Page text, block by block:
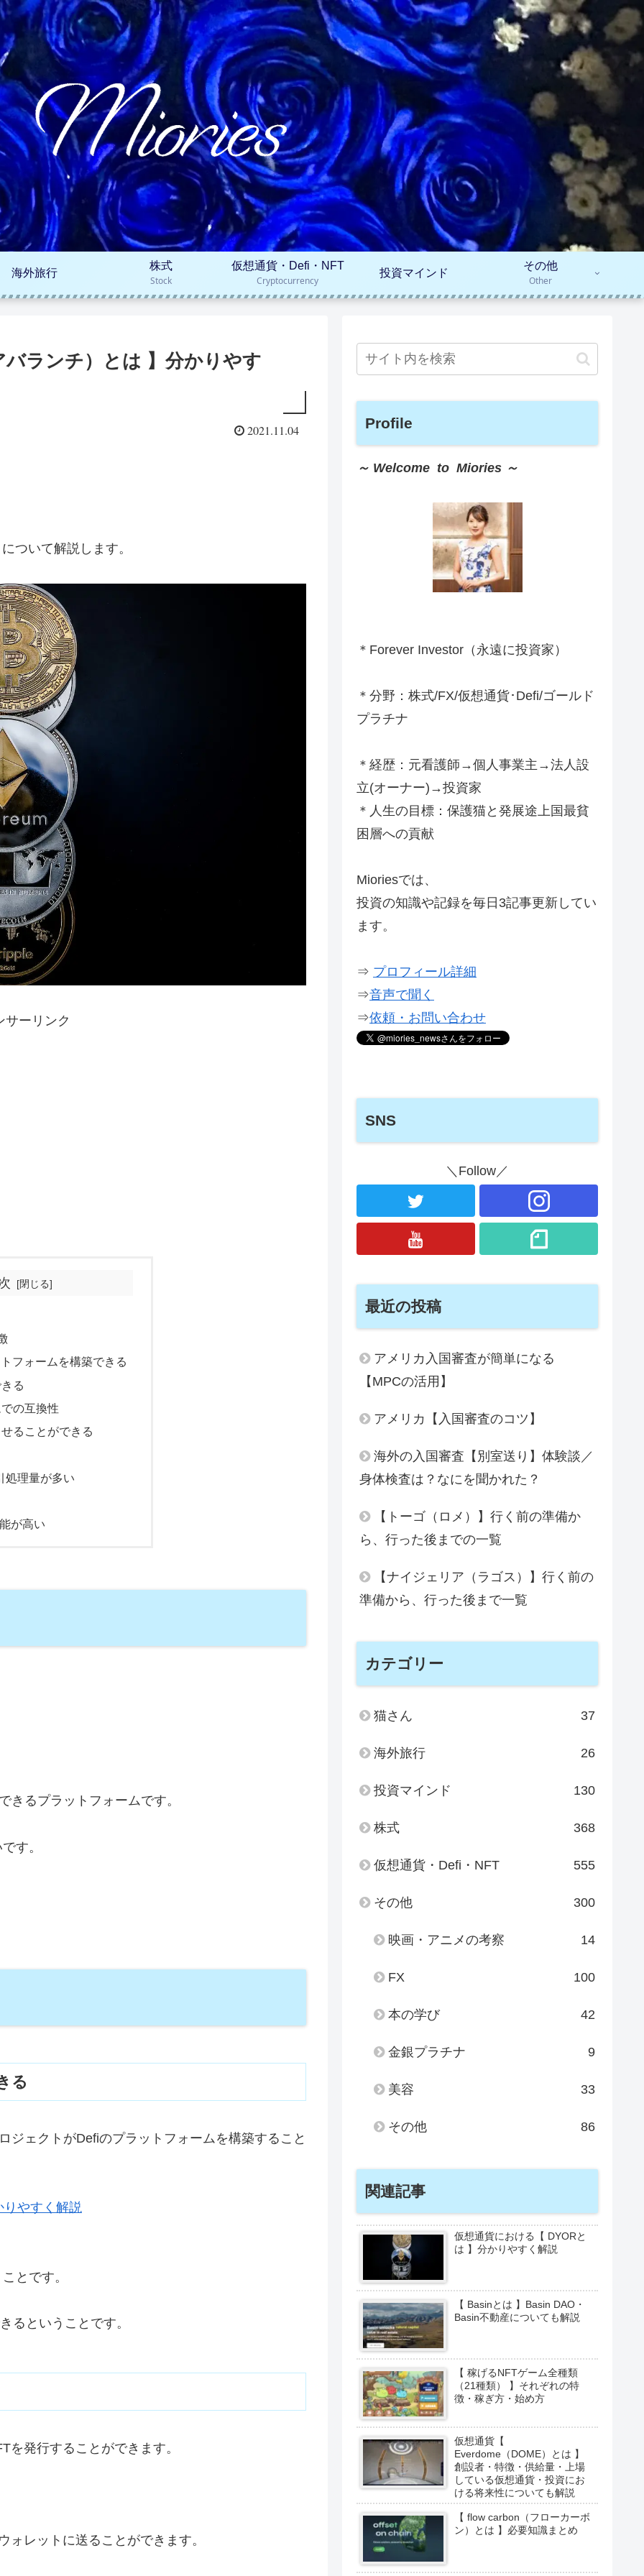
海外旅行
株式
Stock
仮想通貨・Defi・NFT
Cryptocurrency
投資マインド
その他
Other
ランチ）とは 】分かりやす
2021.11.04
ついて解説します。
サーリンク
フォームを構築できる
る
の互換性
ることができる
処理量が多い
が高い
きるプラットフォームです。
す。
る
ジェクトがDefiのプラットフォームを構築すること
りやすく解説
とです。
るということです。
を発行することができます。
レットに送ることができます。
Profile
～ Welcome to Miories ～
＊Forever Investor （永遠に投資家）
＊分野：株式/FX/仮想通貨･Defi/ゴールド
プラチナ
＊経歴：元看護師→個人事業主→法人設
立(オーナー)→投資家
＊人生の目標：保護猫と発展途上国最貧
困層への貢献
Mioriesでは、
投資の知識や記録を毎日3記事更新してい
ます。
⇒ プロフィール詳細
⇒音声で聞く
⇒依頼・お問い合わせ
SNS
＼Follow／
最近の投稿
アメリカ入国審査が簡単になる
【MPCの活用】
アメリカ【入国審査のコツ】
海外の入国審査【別室送り】体験談／
身体検査は？なにを聞かれた？
【トーゴ（ロメ）】行く前の準備か
ら、行った後までの一覧
【ナイジェリア（ラゴス）】行く前の
準備から、行った後まで一覧
カテゴリー
猫さん 37
海外旅行 26
投資マインド 130
株式 368
仮想通貨・Defi・NFT 555
その他 300
映画・アニメの考察 14
FX 100
本の学び 42
金銀プラチナ 9
美容 33
その他 86
関連記事
仮想通貨における【 DYORと
は 】分かりやすく解説
【 Basinとは 】Basin DAO・
Basin不動産についても解説
【 稼げるNFTゲーム全種類
（21種類） 】それぞれの特
徴・稼ぎ方・始め方
仮想通貨【
Everdome（DOME）とは 】
創設者・特徴・供給量・上場
している仮想通貨・投資にお
ける将来性についても解説
【 flow carbon（フローカーボ
ン）とは 】必要知識まとめ